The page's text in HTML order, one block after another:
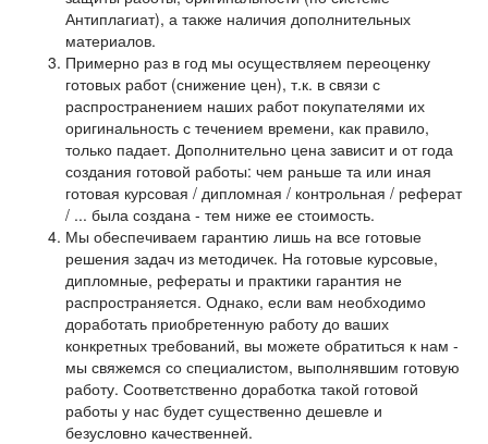
Антиплагиат), а также наличия дополнительных
материалов.
Примерно раз в год мы осуществляем переоценку
готовых работ (снижение цен), т.к. в связи с
распространением наших работ покупателями их
оригинальность с течением времени, как правило,
только падает. Дополнительно цена зависит и от года
создания готовой работы: чем раньше та или иная
готовая курсовая / дипломная / контрольная / реферат
/ ... была создана - тем ниже ее стоимость.
Мы обеспечиваем гарантию лишь на все готовые
решения задач из методичек. На готовые курсовые,
дипломные, рефераты и практики гарантия не
распространяется. Однако, если вам необходимо
доработать приобретенную работу до ваших
конкретных требований, вы можете обратиться к нам -
мы свяжемся со специалистом, выполнявшим готовую
работу. Соответственно доработка такой готовой
работы у нас будет существенно дешевле и
безусловно качественней.